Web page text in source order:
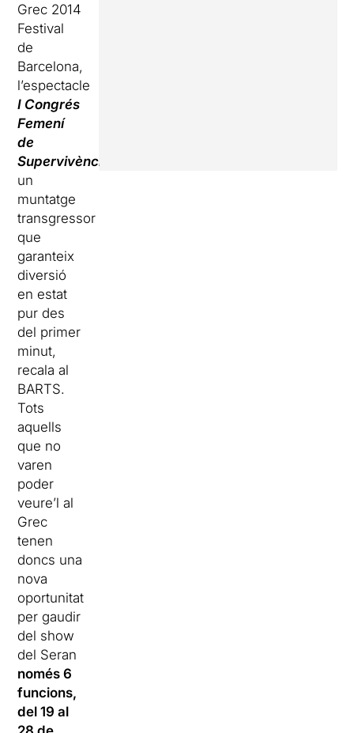
Grec 2014
Festival
de
Barcelona,
l’espectacle
I Congrés
Femení
de
Supervivències
un
muntatge
transgressor
que
garanteix
diversió
en estat
pur des
del primer
minut,
recala al
BARTS.
Tots
aquells
que no
varen
poder
veure’l al
Grec
tenen
doncs una
nova
oportunitat
per gaudir
del show
del Seran
només 6
funcions,
del 19 al